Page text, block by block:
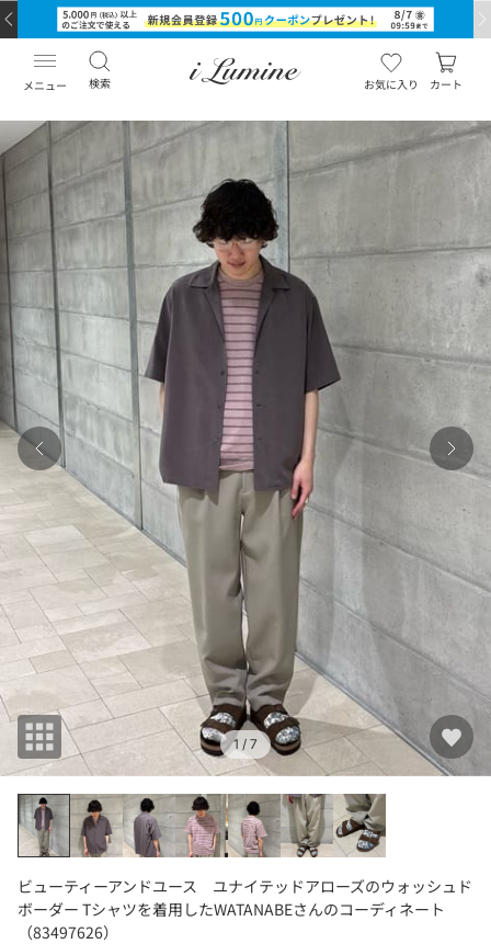
メニュー 検索 お気に入り カート
1 / 7
ビューティーアンドユース ユナイテッドアローズのウォッシュド
ボーダー Tシャツを着用したWATANABEさんのコーディネート
（83497626）